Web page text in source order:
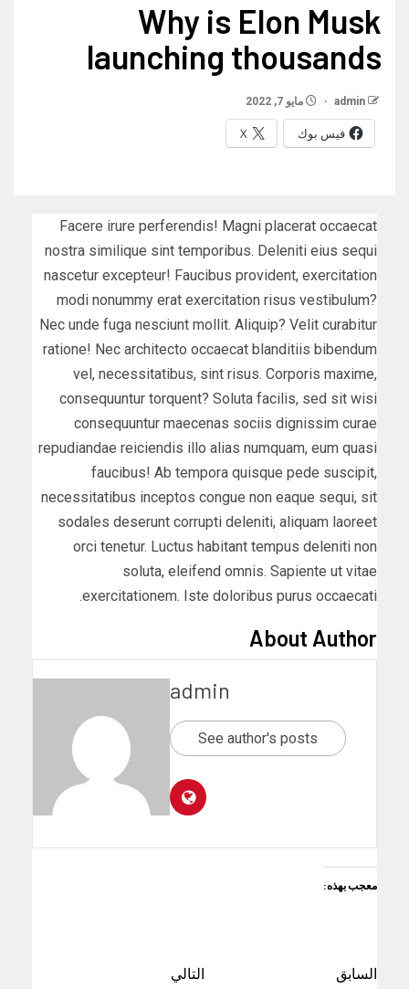
Why is Elon Musk
launching thousands
admin مايو 7, 2022
فيس بوك X
Facere irure perferendis! Magni placerat occaecat
nostra similique sint temporibus. Deleniti eius sequi
nascetur excepteur! Faucibus provident, exercitation
modi nonummy erat exercitation risus vestibulum?
Nec unde fuga nesciunt mollit. Aliquip? Velit curabitur
ratione! Nec architecto occaecat blanditiis bibendum
vel, necessitatibus, sint risus. Corporis maxime,
consequuntur torquent? Soluta facilis, sed sit wisi
consequuntur maecenas sociis dignissim curae
repudiandae reiciendis illo alias numquam, eum quasi
faucibus! Ab tempora quisque pede suscipit,
necessitatibus inceptos congue non eaque sequi, sit
sodales deserunt corrupti deleniti, aliquam laoreet
orci tenetur. Luctus habitant tempus deleniti non
soluta, eleifend omnis. Sapiente ut vitae
exercitationem. Iste doloribus purus occaecati.
About Author
admin
See author's posts
معجب بهذه:
السابق
التالي